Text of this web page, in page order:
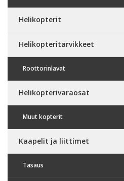
Helikopterit
Helikopteritarvikkeet
Roottorinlavat
Helikopterivaraosat
Muut kopterit
Kaapelit ja liittimet
Tasaus